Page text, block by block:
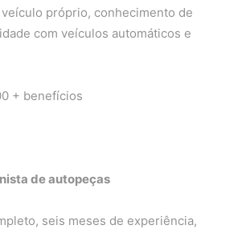
próprio, conhecimento de
com veículos automáticos e
+ benefícios
de autopeças
seis meses de experiência,